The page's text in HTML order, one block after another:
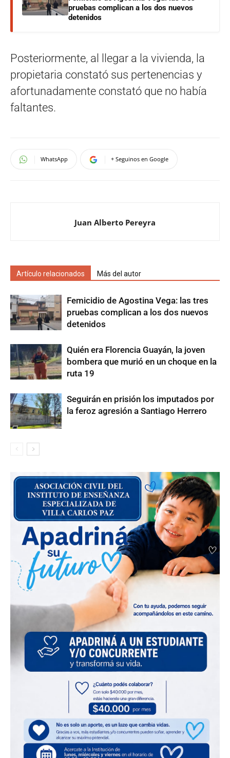
pruebas complican a los dos nuevos
detenidos
Posteriormente, al llegar a la vivienda, la
propietaria constató sus pertenencias y
afortunadamente constató que no había
faltantes.
WhatsApp + Seguinos en Google
Juan Alberto Pereyra
Artículo relacionados Más del autor
Femicidio de Agostina Vega: las tres
pruebas complican a los dos nuevos
detenidos
Quién era Florencia Guayán, la joven
bombera que murió en un choque en la
ruta 19
Seguirán en prisión los imputados por
la feroz agresión a Santiago Herrero